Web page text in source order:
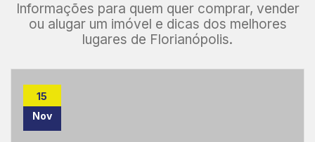
Informações para quem quer comprar, vender
ou alugar um imóvel e dicas dos melhores
lugares de Florianópolis.
15
Nov